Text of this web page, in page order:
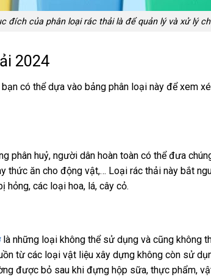
đích của phân loại rác thải là để quản lý và xử lý
2024
bạn có thể dựa vào bảng phân loại này để xem
phân huỷ, người dân hoàn toàn có thể đưa
thức ăn cho động vật,… Loại rác thải này bắt
hỏng, các loại hoa, lá, cây cỏ.
là những loại không thể sử dụng và cũng không
từ các loại vật liệu xây dựng không còn sử
được bỏ sau khi đựng hộp sữa, thực phẩm,